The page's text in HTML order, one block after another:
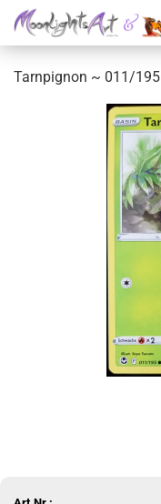
Tarnpignon ~ 011/195